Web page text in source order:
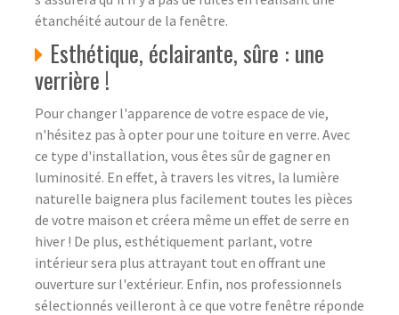
étanchéité autour de la fenêtre.
Esthétique, éclairante, sûre : une
verrière !
Pour changer l'apparence de votre espace de vie,
n'hésitez pas à opter pour une toiture en verre. Avec
ce type d'installation, vous êtes sûr de gagner en
luminosité. En effet, à travers les vitres, la lumière
naturelle baignera plus facilement toutes les pièces
de votre maison et créera même un effet de serre en
hiver ! De plus, esthétiquement parlant, votre
intérieur sera plus attrayant tout en offrant une
ouverture sur l'extérieur. Enfin, nos professionnels
sélectionnés veilleront à ce que votre fenêtre réponde